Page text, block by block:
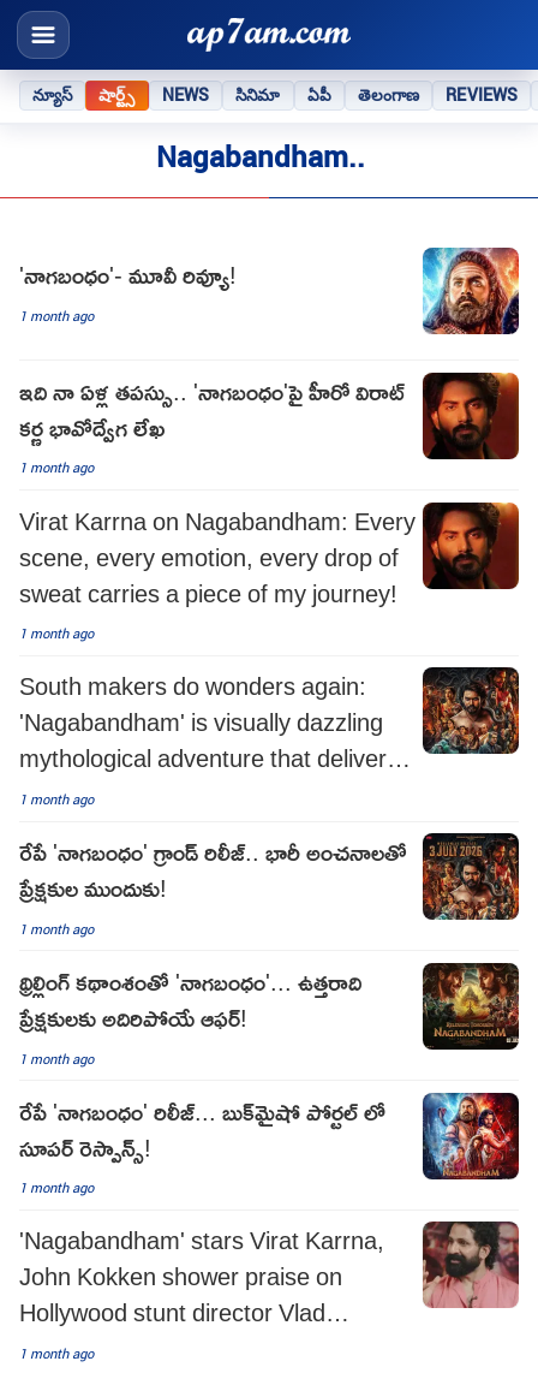
న్యూస్ షార్ట్స్ NEWS సినిమా ఏపీ తెలంగాణ REVIEWS
Nagabandham..
'నాగబంధం'- మూవీ రివ్యూ!
1 month ago
ఇది నా ఏళ్ల తపస్సు.. 'నాగబంధం'పై హీరో విరాట్
కర్ణ భావోద్వేగ లేఖ
1 month ago
Virat Karrna on Nagabandham: Every
scene, every emotion, every drop of
sweat carries a piece of my journey!
1 month ago
South makers do wonders again:
'Nagabandham' is visually dazzling
mythological adventure that delivers
on scale and spectacle
1 month ago
రేపే 'నాగబంధం' గ్రాండ్ రిలీజ్.. భారీ అంచనాలతో
ప్రేక్షకుల ముందుకు!
1 month ago
థ్రిల్లింగ్ కథాంశంతో 'నాగబంధం'... ఉత్తరాది
ప్రేక్షకులకు అదిరిపోయే ఆఫర్!
1 month ago
రేపే 'నాగబంధం' రిలీజ్... బుక్‌మైషో పోర్టల్ లో
సూపర్ రెస్పాన్స్!
1 month ago
'Nagabandham' stars Virat Karrna,
John Kokken shower praise on
Hollywood stunt director Vlad
Rimburg for ensuring safety during
1 month ago